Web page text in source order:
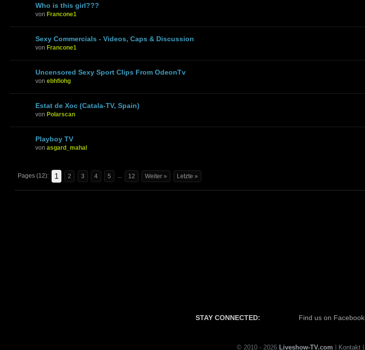
Who is this girl???
von Francone1
Sexy Commercials - Videos, Caps & Discussion
von Francone1
Uncensored Sexy Sport Clips From OdeonTv
von ebhfiohg
Estat de Xoc (Catala-TV, Spain)
von Polarscan
Playboy TV
von asgard_mahal
Pages (12): 1 2 3 4 5 ... 12 Weiter » Letzte »
STAY CONNECTED: Find us on Facebook
© 2010 - 2026 Liveshow-TV.com Kontakt|